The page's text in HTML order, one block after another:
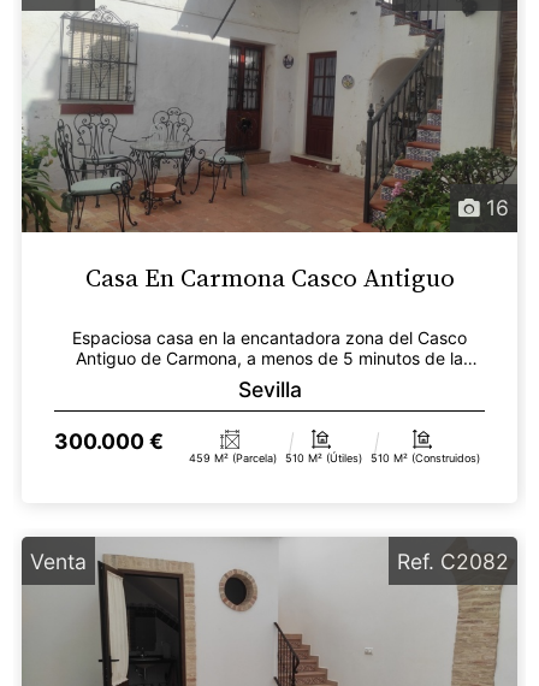
16
Casa En Carmona Casco Antiguo
Espaciosa casa en la encantadora zona del Casco
Antiguo de Carmona, a menos de 5 minutos de la
Iglesia de...
Sevilla
300.000 €
459 M² (parcela) 510 M² (útiles) 510 M² (construidos)
Venta Ref. C2082